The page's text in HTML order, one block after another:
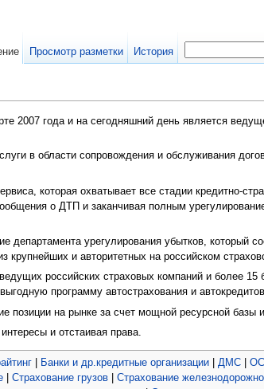
2007 года и на сегодняшний день является
в области сопровождения и обслуживания
которая охватывает все стадии кредитно-
о ДТП и заканчивая полным
департамента урегулирования убытков, который
крупнейших и авторитетных на российском
российских страховых компаний и более 15
программу автострахования и
на рынке за счет мощной ресурсной базы и
и отстаивая права.
Банки и др.кредитные организации ДМС
Страхование грузов Страхование
Просмотр разметки История